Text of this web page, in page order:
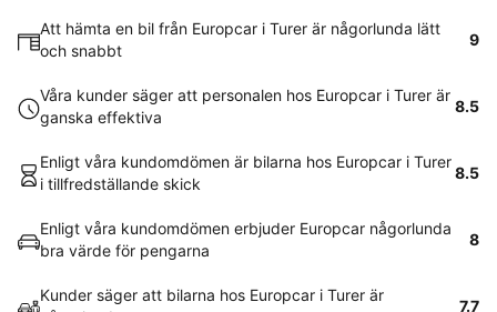
Att hämta en bil från Europcar i Turer är någorlunda lätt
och snabbt
9
Våra kunder säger att personalen hos Europcar i Turer är
ganska effektiva
8.5
Enligt våra kundomdömen är bilarna hos Europcar i Turer
i tillfredställande skick
8.5
Enligt våra kundomdömen erbjuder Europcar någorlunda
bra värde för pengarna
8
Kunder säger att bilarna hos Europcar i Turer är
7.7